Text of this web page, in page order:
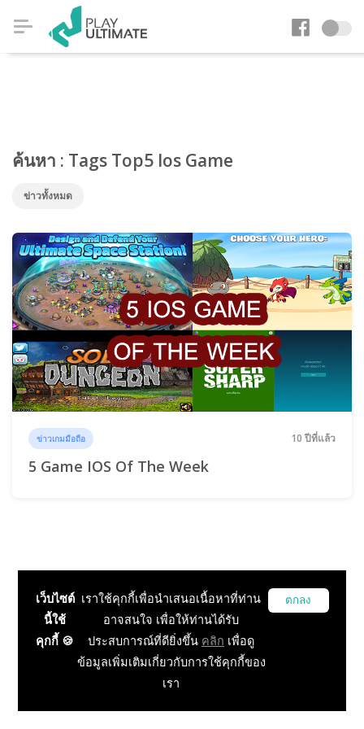
ค้นหา : Tags Top5 Ios Game
ข่าวทั้งหมด
ข่าวเกมมือถือ 10 ปีที่แล้ว
5 Game IOS Of The Week
เว็บไซต์
นี้ใช้
คุกกี้ 🍪
เราใช้คุกกี้เพื่อนำเสนอเนื้อหาที่ท่าน
อาจสนใจ เพื่อให้ท่านได้รับ
ประสบการณ์ที่ดียิ่งขึ้น คลิก เพื่อดู
ข้อมูลเพิ่มเติมเกี่ยวกับการใช้คุกกี้ของ
เรา
ตกลง